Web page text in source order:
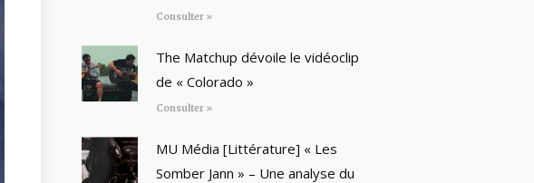
Consulter »
The Matchup dévoile le vidéoclip
de « Colorado »
Consulter »
MU Média [Littérature] « Les
Somber Jann » – Une analyse du